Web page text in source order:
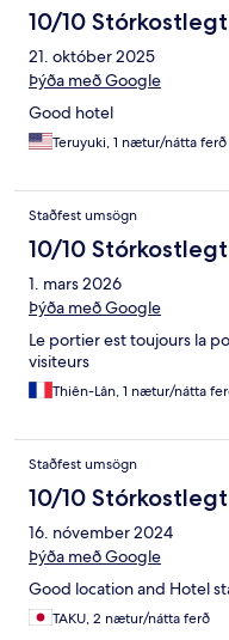
10/10 Stórkostlegt
21. október 2025
Þýða með Google
Good hotel
Teruyuki, 1 nætur/nátta ferð
Staðfest umsögn
10/10 Stórkostlegt
1. mars 2026
Þýða með Google
Le portier est toujours la
visiteurs
Thiên-Lân, 1 nætur/nátta
Staðfest umsögn
10/10 Stórkostlegt
16. nóvember 2024
Þýða með Google
Good location and Hotel
TAKU, 2 nætur/nátta ferð